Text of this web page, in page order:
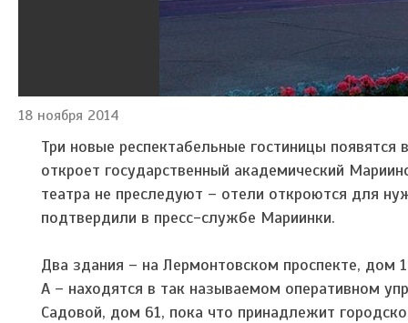
18 ноября 2014
Три новые респектабельные гостиницы
откроет государственный академический
театра не преследуют – отели откроются для
подтвердили в пресс-службе Мариинки.
Два здания – на Лермонтовском проспекте,
А – находятся в так называемом оперативном
Садовой, дом 61, пока что принадлежит